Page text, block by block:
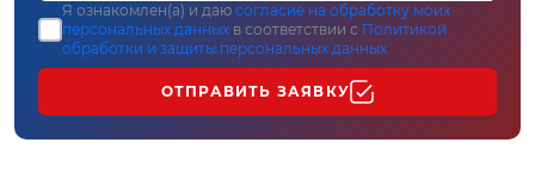
Я ознакомлен(а) и даю согласие на обработку моих
персональных данных в соответствии с Политикой
обработки и защиты персональных данных
ОТПРАВИТЬ ЗАЯВКУ